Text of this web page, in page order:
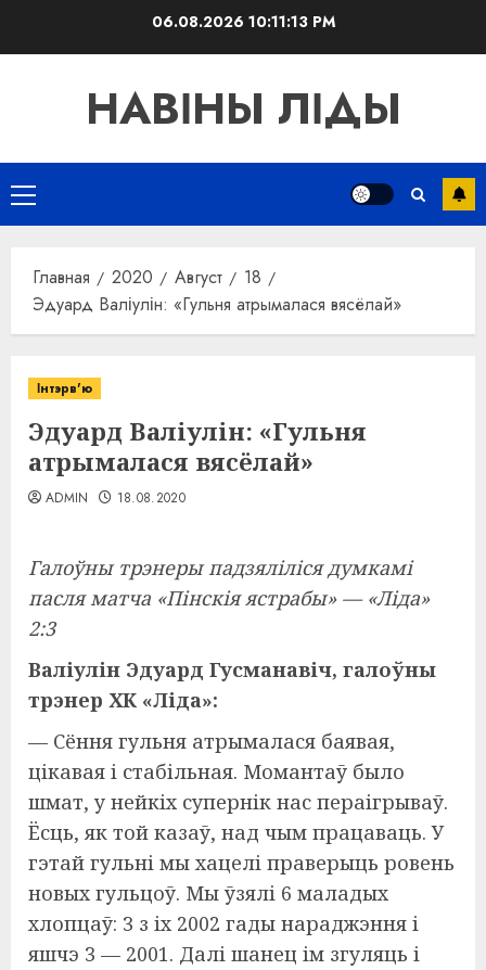
06.08.2026 10:11:13 PM
НАВІНЫ ЛІДЫ
Основное
меню
Главная 2020 Август
18
Эдуард Валіулін: «Гульня атрымалася вясёлай»
Інтэрв'ю
Эдуард Валіулін: «Гульня
атрымалася вясёлай»
ADMIN 18.08.2020
Галоўны трэнеры падзяліліся думкамі
пасля матча «Пінскія ястрабы» — «Ліда»
2:3
Валіулін Эдуард Гусманавіч, галоўны
трэнер ХК «Ліда»:
— Сёння гульня атрымалася баявая,
цікавая і стабільная. Момантаў было
шмат, у нейкіх супернік нас пераігрываў.
Ёсць, як той казаў, над чым працаваць. У
гэтай гульні мы хацелі праверыць ровень
новых гульцоў. Мы ўзялі 6 маладых
хлопцаў: 3 з іх 2002 гады нараджэння і
яшчэ 3 — 2001. Далі шанец ім згуляць і